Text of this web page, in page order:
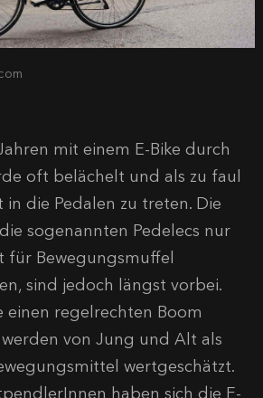
mit einem E-Bike durch
oft belächelt und als zu faul
die Pedalen zu treten. Die
sogenannten Pedelecs nur
für Bewegungsmuffel
sind jedoch längst vorbei.
einen regelrechten Boom
von Jung und Alt als
wertgeschätzt.
haben sich die E-